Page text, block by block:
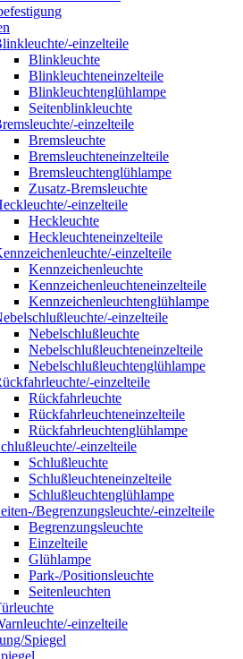
einzelteile
Blinkleuchte
Blinkleuchteneinzelteile
Blinkleuchtenglühlampe
Seitenblinkleuchte
einzelteile
Bremsleuchte
Bremsleuchteneinzelteile
Bremsleuchtenglühlampe
Zusatz-Bremsleuchte
einzelteile
Heckleuchte
Heckleuchteneinzelteile
einzelteile
Kennzeichenleuchte
Kennzeichenleuchteneinzelteile
Kennzeichenleuchtenglühlampe
einzelteile
Nebelschlußleuchte
Nebelschlußleuchteneinzelteile
Nebelschlußleuchtenglühlampe
einzelteile
Rückfahrleuchte
Rückfahrleuchteneinzelteile
Rückfahrleuchtenglühlampe
einzelteile
Schlußleuchte
Schlußleuchteneinzelteile
Schlußleuchtenglühlampe
Begrenzungsleuchte/-einzelteile
Begrenzungsleuchte
Einzelteile
Glühlampe
Park-/Positionsleuchte
Seitenleuchten
einzelteile
Spiegel